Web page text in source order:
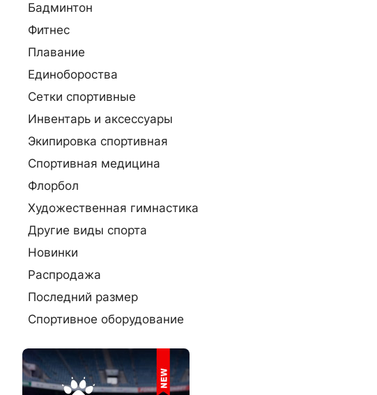
Бадминтон
Фитнес
Плавание
Единобороства
Сетки спортивные
Инвентарь и аксессуары
Экипировка спортивная
Спортивная медицина
Флорбол
Художественная гимнастика
Другие виды спорта
Новинки
Распродажа
Последний размер
Спортивное оборудование